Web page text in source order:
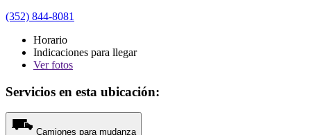
(352) 844-8081
Horario
Indicaciones para llegar
Verfotos
Servicios en esta ubicación:
Camiones para mudanza